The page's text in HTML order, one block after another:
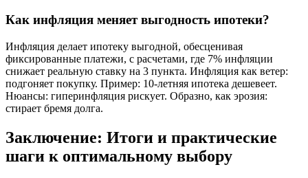
Как инфляция меняет выгодность ипотеки?
Инфляция делает ипотеку выгодной, обесценивая
фиксированные платежи, с расчетами, где 7% инфляции
снижает реальную ставку на 3 пункта. Инфляция как ветер:
подгоняет покупку. Пример: 10-летняя ипотека дешевеет.
Нюансы: гиперинфляция рискует. Образно, как эрозия:
стирает бремя долга.
Заключение: Итоги и практические
шаги к оптимальному выбору